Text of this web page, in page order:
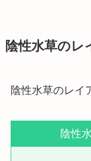
陰性水草のレ
陰性水草のレイ
陰性